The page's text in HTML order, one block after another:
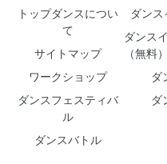
トップダンスについ
て
サイトマップ
ワークショップ
ダンスフェスティバ
ル
ダンスバトル
ダンス
ダンス
（無料）
ダ
ダ